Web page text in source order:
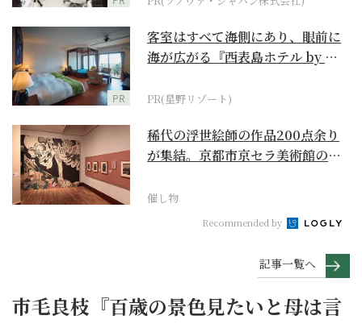
PR
客室はすべて海側にあり、眼前に
海が広がる『西表島ホテル by 星
PR(星野リゾート)
稀代の浮世絵師の作品200点余り
が集結。京都市京セラ美術館の
催し物
Recommended by
記事一覧へ
市毛良枝『百歳の景色見たいと母は言